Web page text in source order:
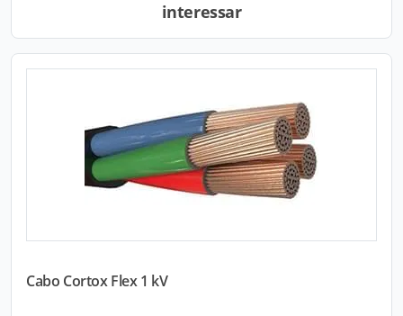
interessar
Cabo Cortox Flex 1 kV